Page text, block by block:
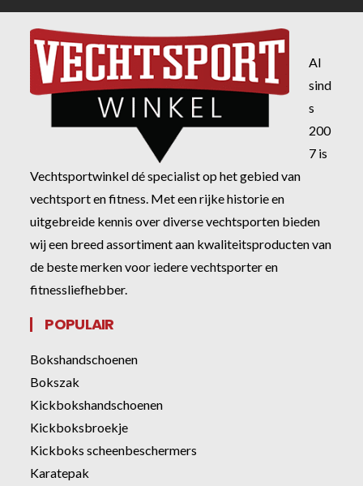
Al
sind
s
200
7 is
Vechtsportwinkel dé specialist op het gebied van
vechtsport en fitness. Met een rijke historie en
uitgebreide kennis over diverse vechtsporten bieden
wij een breed assortiment aan kwaliteitsproducten van
de beste merken voor iedere vechtsporter en
fitnessliefhebber.
POPULAIR
Bokshandschoenen
Bokszak
Kickbokshandschoenen
Kickboksbroekje
Kickboks scheenbeschermers
Karatepak